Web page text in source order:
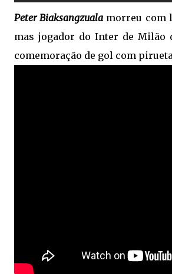
Peter Biaksangzuala morreu com
mas jogador do Inter de Milão
comemoração de gol com